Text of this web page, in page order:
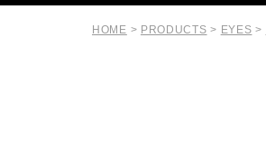
HOME > PRODUCTS > EYES >